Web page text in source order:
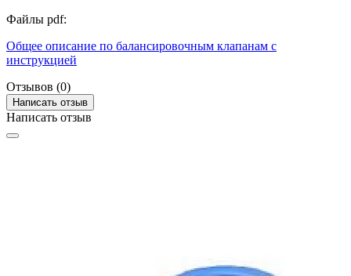
Файлы pdf:
Общее описание по балансировочным клапанам с
инструкцией
Отзывов (0)
Написать отзыв
Написать отзыв